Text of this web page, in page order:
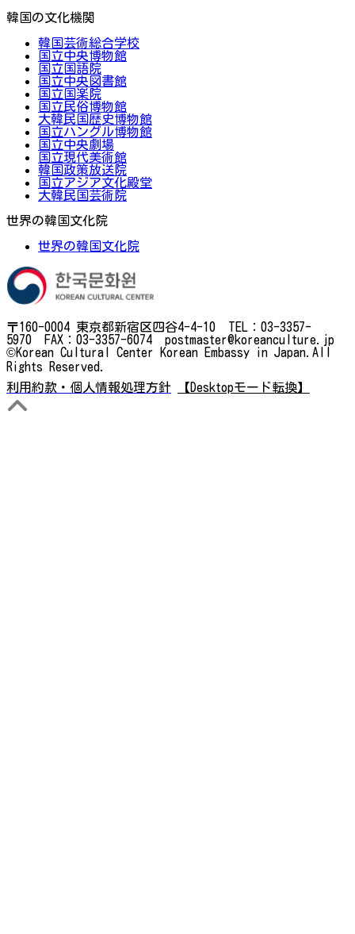
韓国の文化機関
韓国芸術総合学校
国立中央博物館
国立国語院
国立中央図書館
国立国楽院
国立民俗博物館
大韓民国歴史博物館
国立ハングル博物館
国立中央劇場
国立現代美術館
韓国政策放送院
国立アジア文化殿堂
大韓民国芸術院
世界の韓国文化院
世界の韓国文化院
〒160-0004 東京都新宿区四谷4-4-10 TEL：03-3357-
5970 FAX：03-3357-6074 postmaster@koreanculture.jp
©Korean Cultural Center Korean Embassy in Japan.All
Rights Reserved.
利用約款・個人情報処理方針
【Desktopモード転換】